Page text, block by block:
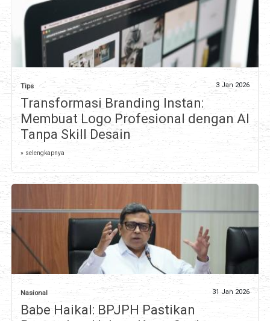
Tips 3 Jan 2026
Transformasi Branding Instan:
Membuat Logo Profesional dengan AI
Tanpa Skill Desain
» selengkapnya
Nasional 31 Jan 2026
Babe Haikal: BPJPH Pastikan